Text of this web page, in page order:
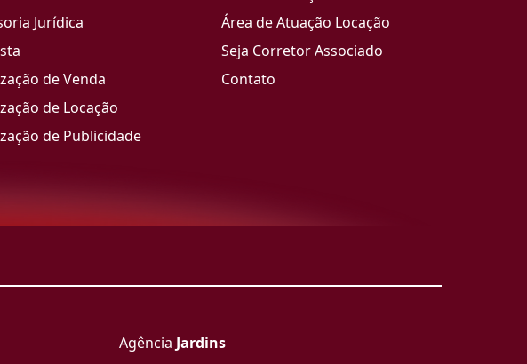
Jurídica
de Venda
de Locação
de Publicidade
Área de Atuação Locação
Seja Corretor Associado
Contato
Agência Jardins